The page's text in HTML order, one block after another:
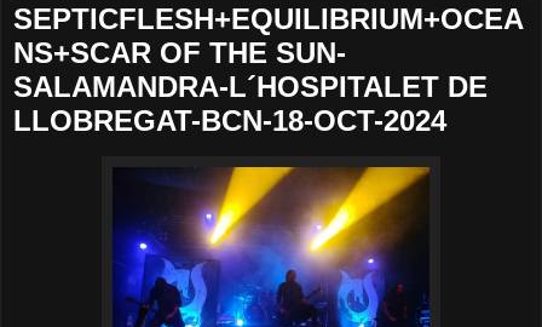
SEPTICFLESH+EQUILIBRIUM+OCEA
NS+SCAR OF THE SUN-
SALAMANDRA-L´HOSPITALET DE
LLOBREGAT-BCN-18-OCT-2024